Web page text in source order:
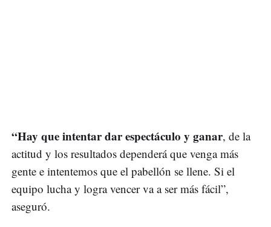
“Hay que intentar dar espectáculo y ganar, de la
actitud y los resultados dependerá que venga más
gente e intentemos que el pabellón se llene. Si el
equipo lucha y logra vencer va a ser más fácil”,
aseguró.